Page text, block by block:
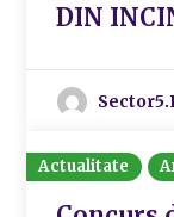
DIN
Actualitate